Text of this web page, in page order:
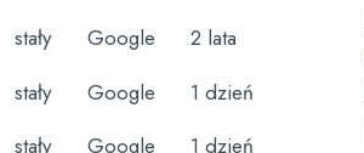
stały Google 2 lata
stały Google 1 dzień
stały Google 1 dzień